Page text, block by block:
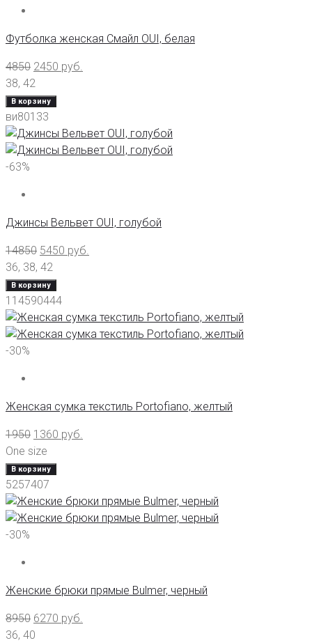
Футболка женская Смайл OUI, белая
4850 2450 руб.
38, 42
В корзину
ви80133
-63%
Джинсы Вельвет OUI, голубой
14850 5450 руб.
36, 38, 42
В корзину
114590444
-30%
Женская сумка текстиль Portofiano, желтый
1950 1360 руб.
One size
В корзину
5257407
-30%
Женские брюки прямые Bulmer, черный
8950 6270 руб.
36, 40